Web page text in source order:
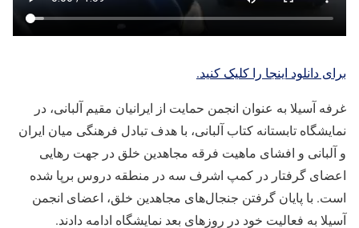
برای دانلود اینجا را کلیک کنید.
غرفه آسیلا به عنوان انجمن حمایت از ایرانیان مقیم آلبانی، در
نمایشگاه تابستانه کتاب آلبانی، با هدف تبادل فرهنگی میان ایران
و آلبانی و افشای ماهیت فرقه مجاهدین خلق در جهت رهایی
اعضای گرفتار در کمپ اشرف سه در منطقه دروس برپا شده
است. با پایان گرفتن جنجال‌های مجاهدین خلق، اعضای انجمن
آسیلا به فعالیت خود در روزهای بعد نمایشگاه ادامه دادند.